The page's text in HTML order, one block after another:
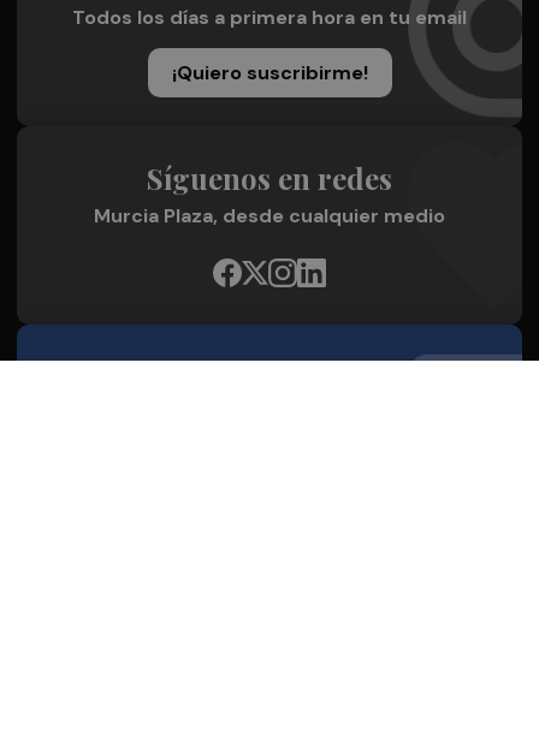
Todos los días a primera hora en tu email
¡Quiero suscribirme!
Síguenos en redes
Murcia Plaza, desde cualquier medio